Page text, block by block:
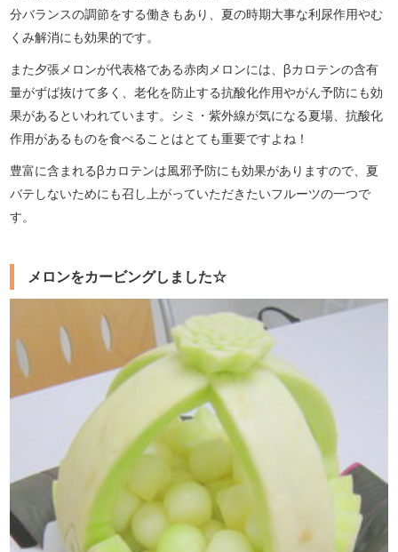
分バランスの調節をする働きもあり、夏の時期大事な利尿作用やむ
くみ解消にも効果的です。
また夕張メロンが代表格である赤肉メロンには、βカロテンの含有
量がずば抜けて多く、老化を防止する抗酸化作用やがん予防にも効
果があるといわれています。シミ・紫外線が気になる夏場、抗酸化
作用があるものを食べることはとても重要ですよね！
豊富に含まれるβカロテンは風邪予防にも効果がありますので、夏
バテしないためにも召し上がっていただきたいフルーツの一つで
す。
メロンをカービングしました☆